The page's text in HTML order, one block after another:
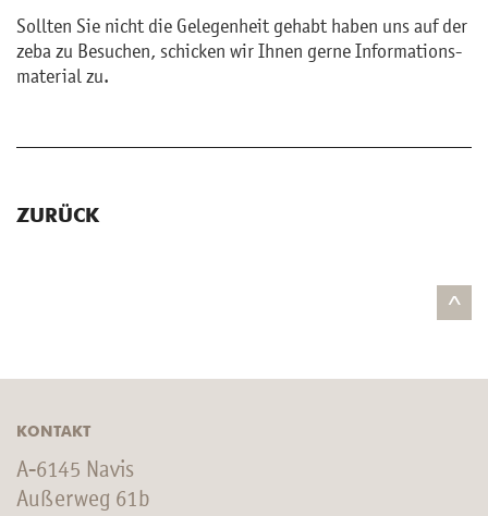
Soll­ten Sie nicht die Ge­le­gen­heit ge­habt haben uns auf der
zeba zu Be­su­chen, schi­cken wir Ihnen gerne In­for­ma­ti­ons­
ma­te­ri­al zu.
ZURÜCK
^
KONTAKT
A-6145 Navis
Außerweg 61b